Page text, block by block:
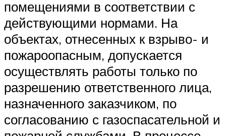
помещениями в соответствии с
действующими нормами. На
объектах, отнесенных к взрыво- и
пожароопасным, допускается
осуществлять работы только по
разрешению ответственного лица,
назначенного заказчиком, по
согласованию с газоспасательной и